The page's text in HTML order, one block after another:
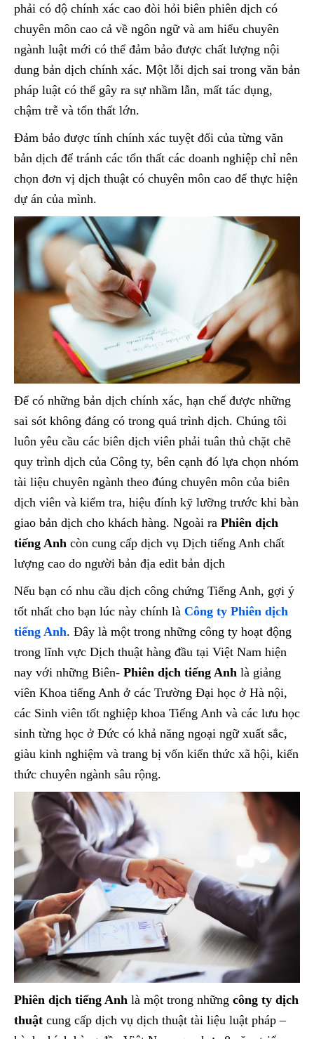
phải có độ chính xác cao đòi hỏi biên phiên dịch có
chuyên môn cao cả về ngôn ngữ và am hiểu chuyên
ngành luật mới có thể đảm bảo được chất lượng nội
dung bản dịch chính xác. Một lỗi dịch sai trong văn bản
pháp luật có thể gây ra sự nhầm lẫn, mất tác dụng,
chậm trễ và tổn thất lớn.
Đảm bảo được tính chính xác tuyệt đối của từng văn
bản dịch để tránh các tổn thất các doanh nghiệp chỉ nên
chọn đơn vị dịch thuật có chuyên môn cao để thực hiện
dự án của mình.
Để có những bản dịch chính xác, hạn chế được những
sai sót không đáng có trong quá trình dịch. Chúng tôi
luôn yêu cầu các biên dịch viên phải tuân thủ chặt chẽ
quy trình dịch của Công ty, bên cạnh đó lựa chọn nhóm
tài liệu chuyên ngành theo đúng chuyên môn của biên
dịch viên và kiểm tra, hiệu đính kỹ lưỡng trước khi bàn
giao bản dịch cho khách hàng. Ngoài ra Phiên dịch
tiếng Anh còn cung cấp dịch vụ Dịch tiếng Anh chất
lượng cao do người bản địa edit bản dịch
Nếu bạn có nhu cầu dịch công chứng Tiếng Anh, gợi ý
tốt nhất cho bạn lúc này chính là Công ty Phiên dịch
tiếng Anh. Đây là một trong những công ty hoạt động
trong lĩnh vực Dịch thuật hàng đầu tại Việt Nam hiện
nay với những Biên- Phiên dịch tiếng Anh là giảng
viên Khoa tiếng Anh ở các Trường Đại học ở Hà nội,
các Sinh viên tốt nghiệp khoa Tiếng Anh và các lưu học
sinh từng học ở Đức có khả năng ngoại ngữ xuất sắc,
giàu kinh nghiệm và trang bị vốn kiến thức xã hội, kiến
thức chuyên ngành sâu rộng.
Phiên dịch tiếng Anh là một trong những công ty dịch
thuật cung cấp dịch vụ dịch thuật tài liệu luật pháp –